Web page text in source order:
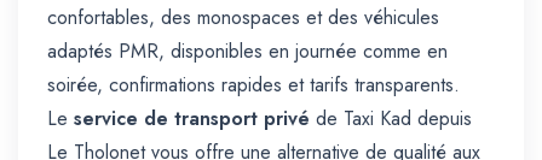
confortables, des monospaces et des véhicules
adaptés PMR, disponibles en journée comme en
soirée, confirmations rapides et tarifs transparents.
Le service de transport privé de Taxi Kad depuis
Le Tholonet vous offre une alternative de qualité aux